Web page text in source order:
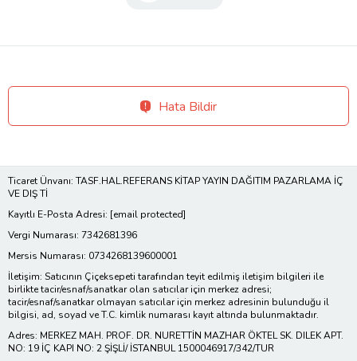
Hata Bildir
Ticaret Ünvanı: TASF.HAL.REFERANS KİTAP YAYIN DAĞITIM PAZARLAMA İÇ
VE DIŞ Tİ
Kayıtlı E-Posta Adresi: [email protected]
Vergi Numarası: 7342681396
Mersis Numarası: 0734268139600001
İletişim: Satıcının Çiçeksepeti tarafından teyit edilmiş iletişim bilgileri ile
birlikte tacir/esnaf/sanatkar olan satıcılar için merkez adresi;
tacir/esnaf/sanatkar olmayan satıcılar için merkez adresinin bulunduğu il
bilgisi, ad, soyad ve T.C. kimlik numarası kayıt altında bulunmaktadır.
Adres: MERKEZ MAH. PROF. DR. NURETTİN MAZHAR ÖKTEL SK. DILEK APT.
NO: 19 İÇ KAPI NO: 2 ŞİŞLİ/ İSTANBUL 1500046917/342/TUR